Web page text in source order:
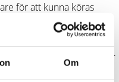
Om
för att kunna köras
(Volvo Academy) i
sker i receptionen –